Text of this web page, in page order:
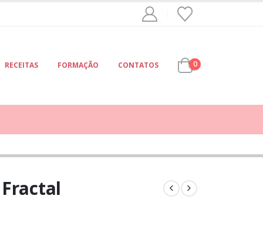
RECEITAS FORMAÇÃO CONTATOS 0